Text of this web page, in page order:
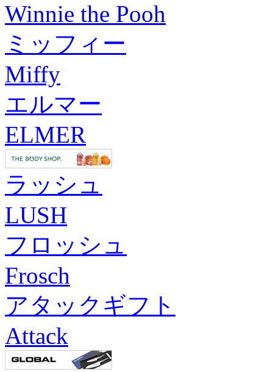
Winnie the Pooh
ミッフィー
Miffy
エルマー
ELMER
ラッシュ
LUSH
フロッシュ
Frosch
アタックギフト
Attack